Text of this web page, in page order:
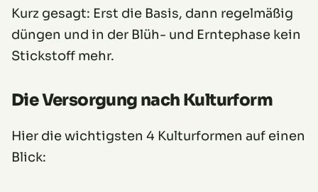
Kurz gesagt: Erst die Basis, dann regelmäßig
düngen und in der Blüh- und Erntephase kein
Stickstoff mehr.
Die Versorgung nach Kulturform
Hier die wichtigsten 4 Kulturformen auf einen
Blick: